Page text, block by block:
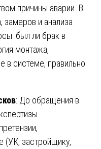
причины аварии. В
замеров и анализа
был ли брак в
монтажа,
в системе, правильно
: До обращения в
(УК, застройщику,